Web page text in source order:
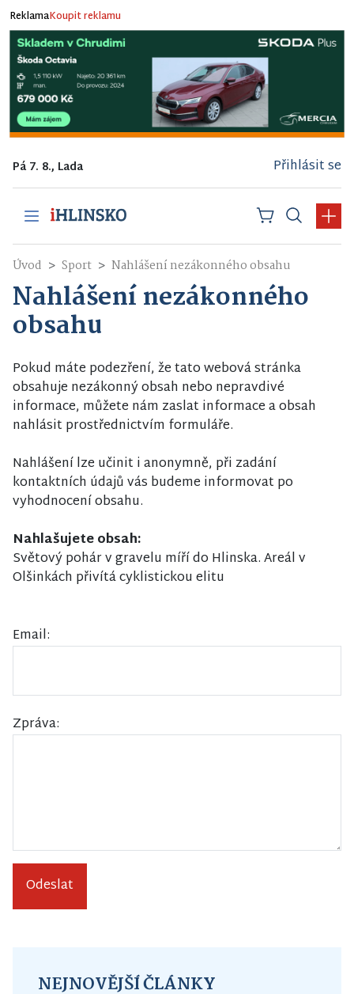
ReklamaKoupit reklamu
Pá 7. 8., Lada Přihlásit se
Úvod Sport Nahlášení nezákonného obsahu
Nahlášení nezákonného
obsahu
Pokud máte podezření, že tato webová stránka
obsahuje nezákonný obsah nebo nepravdivé
informace, můžete nám zaslat informace a obsah
nahlásit prostřednictvím formuláře.
Nahlášení lze učinit i anonymně, při zadání
kontaktních údajů vás budeme informovat po
vyhodnocení obsahu.
Nahlašujete obsah:
Světový pohár v gravelu míří do Hlinska. Areál v
Olšinkách přivítá cyklistickou elitu
Email:
Zpráva:
Odeslat
NEJNOVĚJŠÍ ČLÁNKY